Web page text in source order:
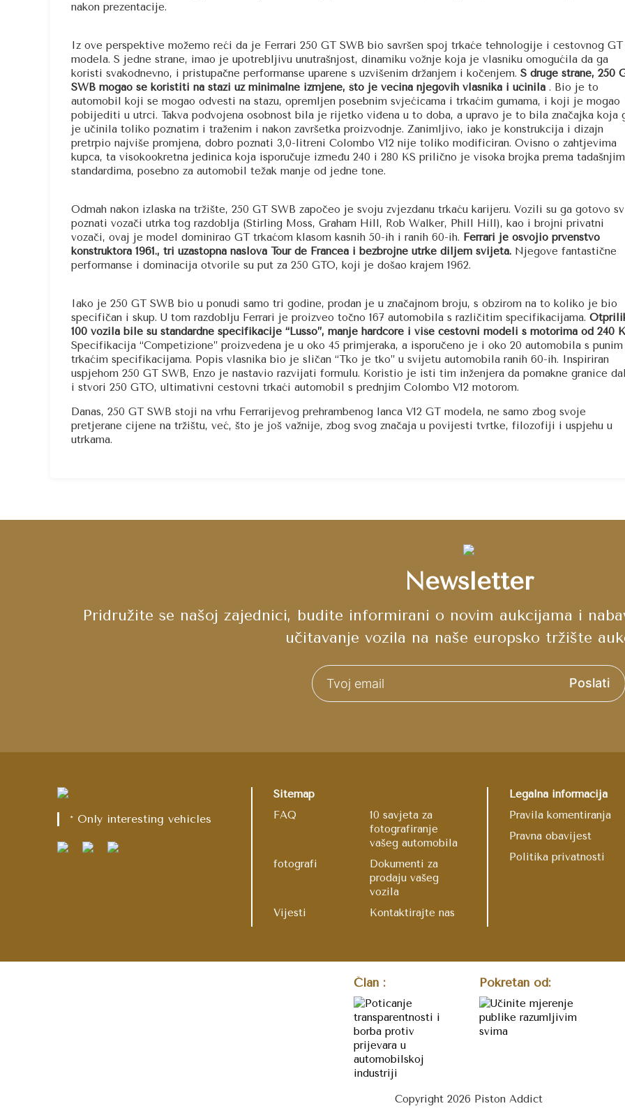
nakon prezentacije.
Iz ove perspektive možemo reći da je Ferrari 250 GT SWB bio savršen spoj trkaće tehnologije i cestovnog GT
modela. S jedne strane, imao je upotrebljivu unutrašnjost, dinamiku vožnje koja je vlasniku omogućila da ga
koristi svakodnevno, i pristupačne performanse uparene s uzvišenim držanjem i kočenjem. S druge strane, 250
SWB mogao se koristiti na stazi uz minimalne izmjene, što je većina njegovih vlasnika i učinila . Bio je to
automobil koji se mogao odvesti na stazu, opremljen posebnim svjećicama i trkaćim gumama, i koji je mogao
pobijediti u utrci. Takva podvojena osobnost bila je rijetko viđena u to doba, a upravo je to bila značajka koja
je učinila toliko poznatim i traženim i nakon završetka proizvodnje. Zanimljivo, iako je konstrukcija i dizajn
pretrpio najviše promjena, dobro poznati 3,0-litreni Colombo V12 nije toliko modificiran. Ovisno o zahtjevima
kupca, ta visokookretna jedinica koja isporučuje između 240 i 280 KS prilično je visoka brojka prema tadašnjim
standardima, posebno za automobil težak manje od jedne tone.
Odmah nakon izlaska na tržište, 250 GT SWB započeo je svoju zvjezdanu trkaću karijeru. Vozili su ga gotovo
poznati vozači utrka tog razdoblja (Stirling Moss, Graham Hill, Rob Walker, Phill Hill), kao i brojni privatni
vozači, ovaj je model dominirao GT trkaćom klasom kasnih 50-ih i ranih 60-ih. Ferrari je osvojio prvenstvo
konstruktora 1961., tri uzastopna naslova Tour de Francea i bezbrojne utrke diljem svijeta. Njegove fantastične
performanse i dominacija otvorile su put za 250 GTO, koji je došao krajem 1962.
Iako je 250 GT SWB bio u ponudi samo tri godine, prodan je u značajnom broju, s obzirom na to koliko je bio
specifičan i skup. U tom razdoblju Ferrari je proizveo točno 167 automobila s različitim specifikacijama.
100 vozila bile su standardne specifikacije “Lusso”, manje hardcore i više cestovni modeli s motorima od 240
Specifikacija “Competizione” proizvedena je u oko 45 primjeraka, a isporučeno je i oko 20 automobila s punim
trkaćim specifikacijama. Popis vlasnika bio je sličan “Tko je tko” u svijetu automobila ranih 60-ih. Inspiriran
uspjehom 250 GT SWB, Enzo je nastavio razvijati formulu. Koristio je isti tim inženjera da pomakne granice
i stvori 250 GTO, ultimativni cestovni trkaći automobil s prednjim Colombo V12 motorom.
Danas, 250 GT SWB stoji na vrhu Ferrarijevog prehrambenog lanca V12 GT modela, ne samo zbog svoje
pretjerane cijene na tržištu, već, što je još važnije, zbog svog značaja u povijesti tvrtke, filozofiji i uspjehu u
utrkama.
Newsletter
Pridružite se našoj zajednici, budite informirani o novim aukcijama i
učitavanje vozila na naše europsko tržište
Poslati
* Only interesting vehicles
Sitemap
FAQ
10 savjeta za
fotografiranje
vašeg automobila
fotografi
Dokumenti za
prodaju vašeg
vozila
Vijesti
Kontaktirajte nas
Legalna informacija
Pravila komentiranja
Pravna obavijest
Politika privatnosti
Član : Pokretan od:
Copyright 2026 Piston Addict